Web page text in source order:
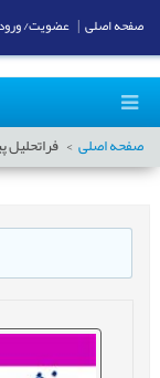
صفحه اصلی فراتحلیل
صفحه اصلی عضویت/ ورود